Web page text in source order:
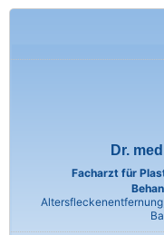
Dr.
Facharzt für